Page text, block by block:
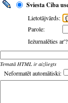
Sviesta Ciba
Lietotājvārds:
Parole:
Iežurnalēties
Tematā HTML ir aizliegts
Neformatēt automātiski: